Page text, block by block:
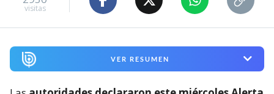
visitas
VER RESUMEN